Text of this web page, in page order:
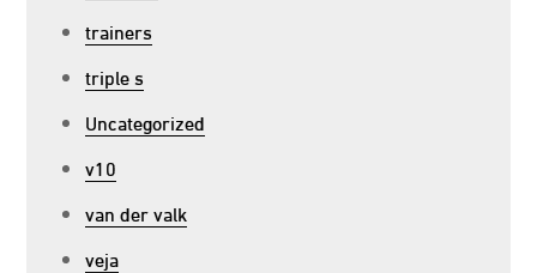
trainers
triple s
Uncategorized
v10
van der valk
veja